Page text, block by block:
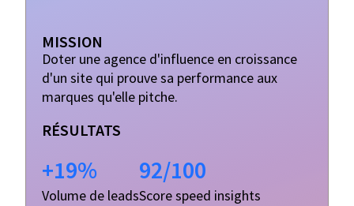
MISSION
Doter une agence d'influence en croissance
d'un site qui prouve sa performance aux
marques qu'elle pitche.
RÉSULTATS
+19%
Volume de leads
92/100
Score speed insights